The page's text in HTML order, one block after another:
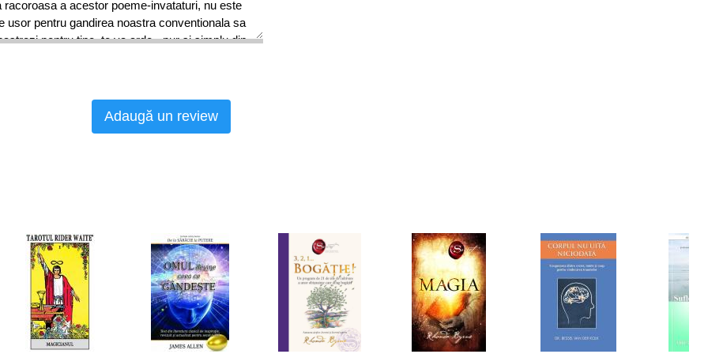
racoroasa a acestor poeme-invataturi, nu este
usor pentru gandirea noastra conventionala sa
pentru tine, te va arde - pur si simplu din
care vrea sa tina un „non-sine” si sa atinga
noastra ignoranta. E de-ajuns sa nu
vedem lucrurile exact asa cum sunt. Cand
baza obisnuintelor si impulsurilor latente, ci
fara partinire, realitatea se reveleaza de
Inima trezirii n-a incetat niciodata sa bata. O
care te striga pe nume. Trezeste-te!
Adaugă un review